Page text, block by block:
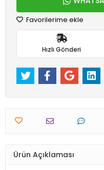
Favorilerime ekle
Hızlı Gönderi
Ürün Açıklaması